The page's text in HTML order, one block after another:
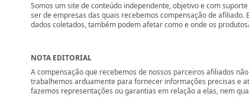
Somos um site de conteúdo independente, objetivo e com
ser de empresas das quais recebemos compensação de
dados coletados, também podem afetar como e onde os
NOTA EDITORIAL
A compensação que recebemos de nossos parceiros afiliados
trabalhemos arduamente para fornecer informações precisas e
fazemos representações ou garantias em relação a elas, nem